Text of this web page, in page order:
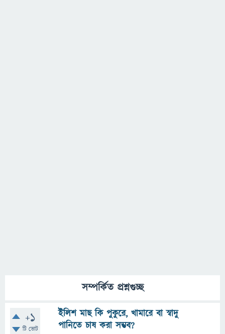
সম্পর্কিত প্রশ্নগুচ্ছ
+1
টি ভোট
ইলিশ মাছ কি পুকুরে, খামারে বা স্বাদু
পানিতে চাষ করা সম্ভব?